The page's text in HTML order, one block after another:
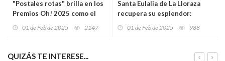
"Postales rotas" brilla en los
Premios Oh! 2025 como el
01 de Feb de 2025 2147
Santa Eulalia de La Lloraza
recupera su esplendor:
01 de Feb de 2025 988
QUIZÁS TE INTERESE...